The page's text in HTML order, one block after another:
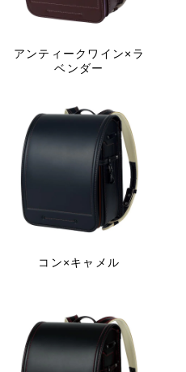
アンティークワイン×ラ
ベンダー
コン×キャメル